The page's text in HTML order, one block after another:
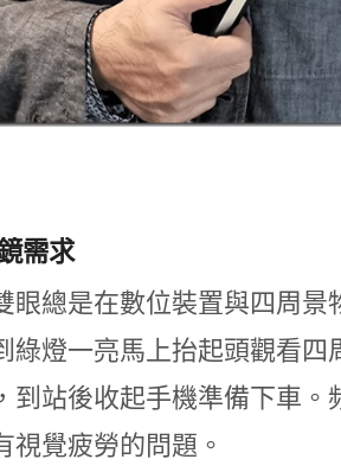
需求
總是在數位裝置與四周景
燈一亮馬上抬起頭觀看四
站後收起手機準備下車。
視覺疲勞的問題。